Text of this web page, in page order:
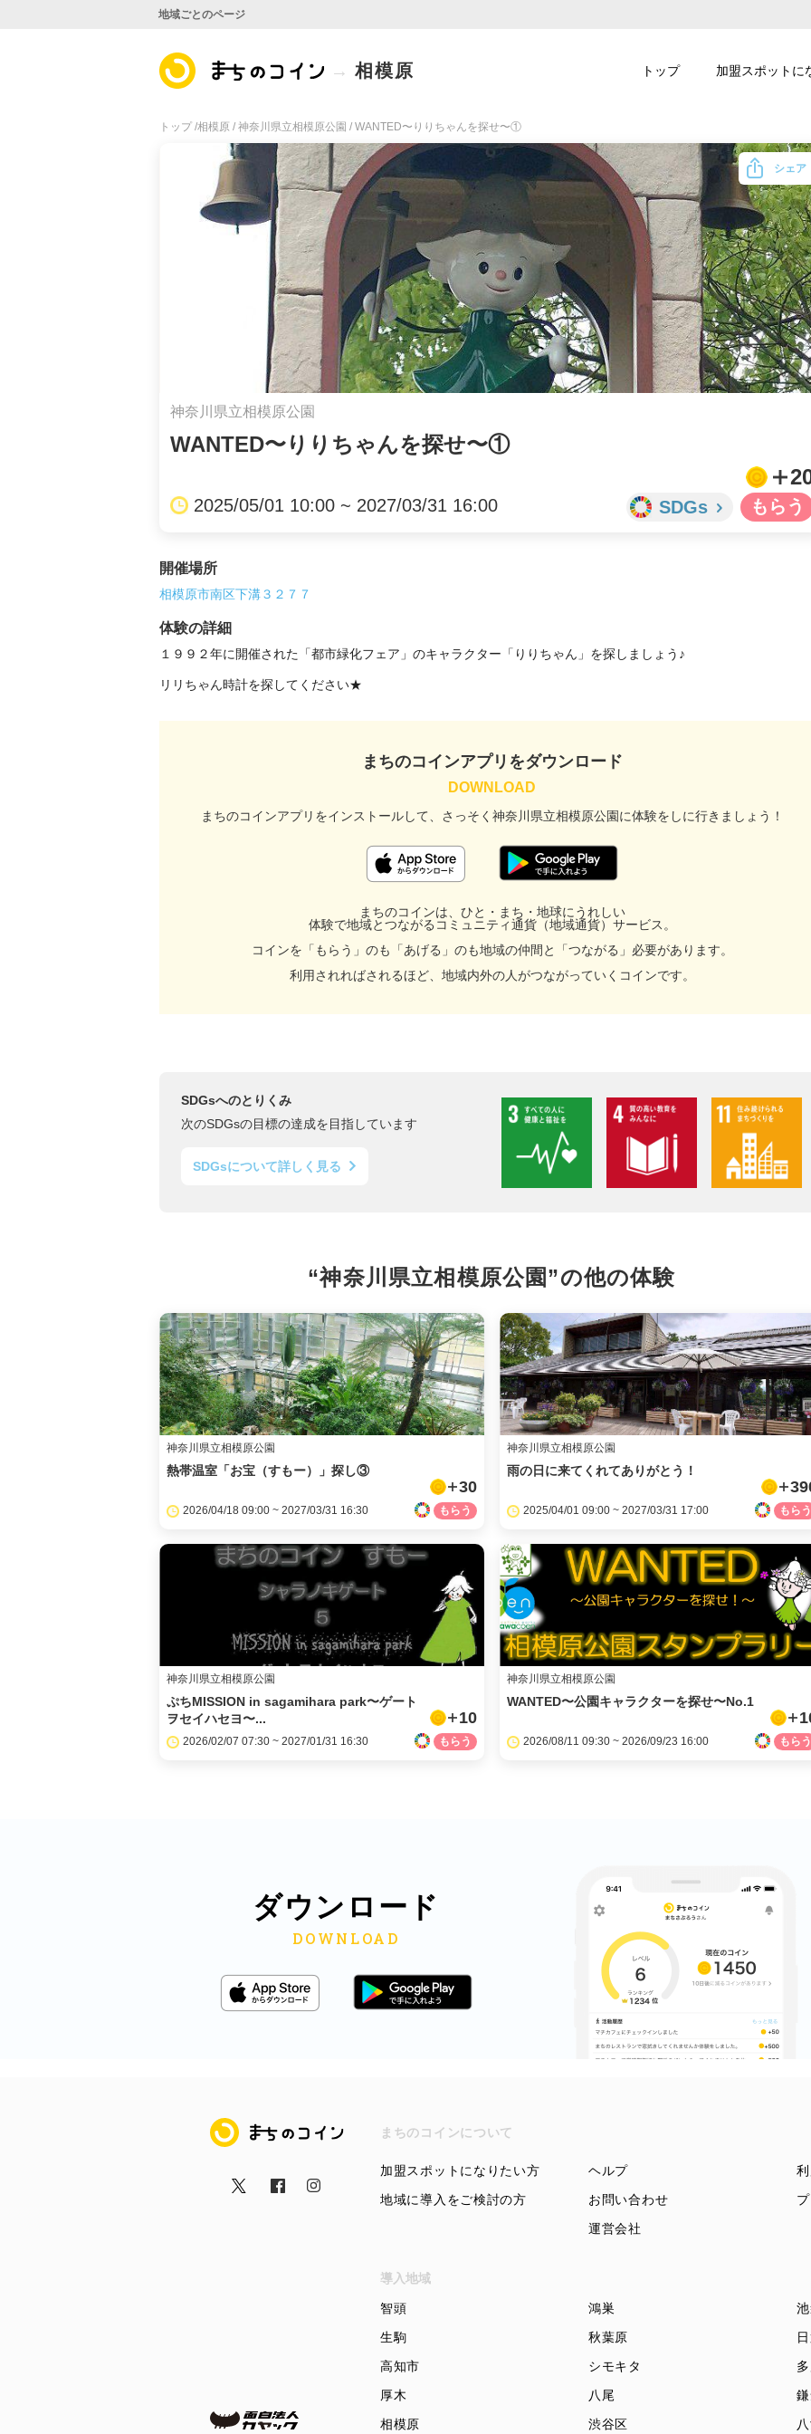
トップ /相模原 / 神奈川県立相模原公園 / WANTED〜りりちゃんを探せ〜①
神奈川県立相模原公園
WANTED〜りりちゃんを探せ〜①
2025/05/01 10:00 ~ 2027/03/31 16:00 SDGs
シェア
facebook
LINE
メール
URLをコピー
開催場所
相模原市南区下溝３２７７
体験の詳細
１９９２年に開催された「都市緑化フェア」のキャラクター「りりちゃん」を探しましょう♪
リリちゃん時計を探してください★
まちのコインアプリをダウンロード
まちのコインアプリをインストールして、 さっそく神奈川県立相模原公園に体験をしに行きましょう！
まちのコインは、ひと・まち・地球にうれしい
体験で地域とつながるコミュニティ通貨（地域通貨）サービス。
コインを「もらう」のも「あげる」のも地域の仲間と「つながる」必要があります。
利用されればされるほど、地域内外の人がつながっていくコインです。
SDGsへのとりくみ
次のSDGsの目標の達成を目指しています
SDGsについて詳しく見る
“神奈川県立相模原公園”の他の体験
神奈川県立相模原公園
熱帯温室「お宝（すもー）」探し③
30
2026/04/18 09:00 ~ 2027/03/31 16:30
神奈川県立相模原公園
雨の日に来てくれてありがとう！
2025/04/01 09:00 ~ 2027/03/31 17:00
神奈川県立相模原公園
ぷちMISSION in sagamihara park〜ゲート
ヲセイハセヨ〜...
10
2026/02/07 07:30 ~ 2027/01/31 16:30
神奈川県立相模原公園
WANTED〜公園キャラクターを探せ〜No.1
2026/08/11 09:30 ~ 2026/09/23 16:00
ダウンロード
まちのコイン まちのコインについて
加盟スポットになりたい方
地域に導入をご検討の方
ヘルプ
お問い合わせ
運営会社
導入地域
智頭 鴻巣
生駒
秋葉原
高知市
シモキタ
厚木
八尾
相模原
渋谷区
地域ごとのページ
トップ 加盟スポットに
相模原